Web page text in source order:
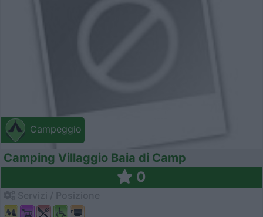
Campeggio
Camping Villaggio Baia di Camp
0